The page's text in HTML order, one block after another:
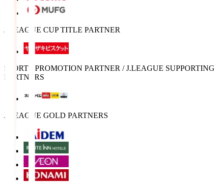
J.LEAGUE CUP TITLE PARTNER
SPORTS PROMOTION PARTNER / J.LEAGUE SUPPORTING
PARTNERS
J.LEAGUE GOLD PARTNERS